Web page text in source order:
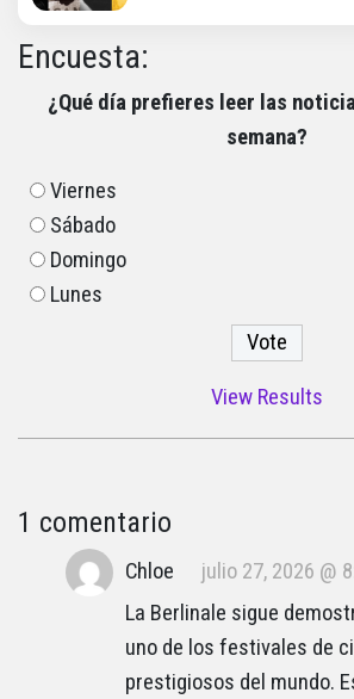
Encuesta:
¿Qué día prefieres leer las
semana?
Viernes
Sábado
Domingo
Lunes
View Results
1 comentario
Chloe
julio 27, 2026 @
La Berlinale sigue
uno de los festivales de
prestigiosos del mundo.